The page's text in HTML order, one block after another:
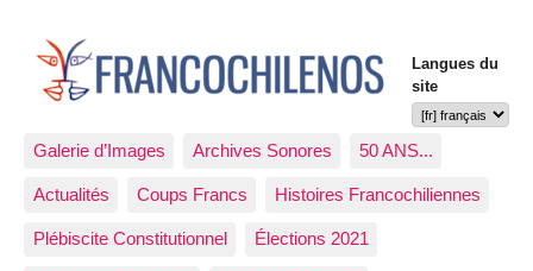
Langues du
site
Galerie d’Images Archives Sonores 50 ANS...
Actualités Coups Francs Histoires Francochiliennes
Plébiscite Constitutionnel Élections 2021